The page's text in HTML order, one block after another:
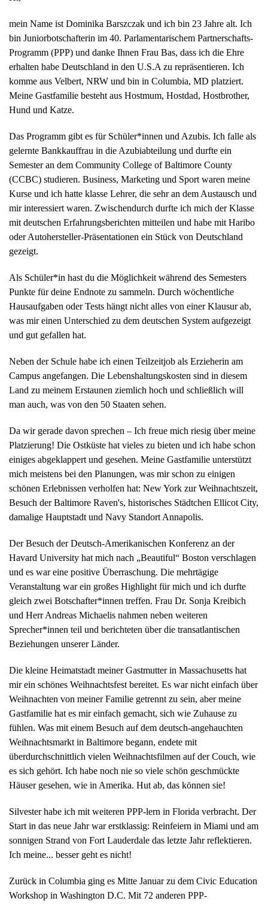
mein Name ist Dominika Barszczak und ich bin 23 Jahre alt. Ich
bin Juniorbotschafterin im 40. Parlamentarischem Partnerschafts-
Programm (PPP) und danke Ihnen Frau Bas, dass ich die Ehre
erhalten habe Deutschland in den U.S.A zu repräsentieren. Ich
komme aus Velbert, NRW und bin in Columbia, MD platziert.
Meine Gastfamilie besteht aus Hostmum, Hostdad, Hostbrother,
Hund und Katze.
Das Programm gibt es für Schüler*innen und Azubis. Ich falle als
gelernte Bankkauffrau in die Azubiabteilung und durfte ein
Semester an dem Community College of Baltimore County
(CCBC) studieren. Business, Marketing und Sport waren meine
Kurse und ich hatte klasse Lehrer, die sehr an dem Austausch und
mir interessiert waren. Zwischendurch durfte ich mich der Klasse
mit deutschen Erfahrungsberichten mitteilen und habe mit Haribo
oder Autohersteller-Präsentationen ein Stück von Deutschland
gezeigt.
Als Schüler*in hast du die Möglichkeit während des Semesters
Punkte für deine Endnote zu sammeln. Durch wöchentliche
Hausaufgaben oder Tests hängt nicht alles von einer Klausur ab,
was mir einen Unterschied zu dem deutschen System aufgezeigt
und gut gefallen hat.
Neben der Schule habe ich einen Teilzeitjob als Erzieherin am
Campus angefangen. Die Lebenshaltungskosten sind in diesem
Land zu meinem Erstaunen ziemlich hoch und schließlich will
man auch, was von den 50 Staaten sehen.
Da wir gerade davon sprechen – Ich freue mich riesig über meine
Platzierung! Die Ostküste hat vieles zu bieten und ich habe schon
einiges abgeklappert und gesehen. Meine Gastfamilie unterstützt
mich meistens bei den Planungen, was mir schon zu einigen
schönen Erlebnissen verholfen hat: New York zur Weihnachtszeit,
Besuch der Baltimore Raven's, historisches Städtchen Ellicot City,
damalige Hauptstadt und Navy Standort Annapolis.
Der Besuch der Deutsch-Amerikanischen Konferenz an der
Havard University hat mich nach „Beautiful“ Boston verschlagen
und es war eine positive Überraschung. Die mehrtägige
Veranstaltung war ein großes Highlight für mich und ich durfte
gleich zwei Botschafter*innen treffen. Frau Dr. Sonja Kreibich
und Herr Andreas Michaelis nahmen neben weiteren
Sprecher*innen teil und berichteten über die transatlantischen
Beziehungen unserer Länder.
Die kleine Heimatstadt meiner Gastmutter in Massachusetts hat
mir ein schönes Weihnachtsfest bereitet. Es war nicht einfach über
Weihnachten von meiner Familie getrennt zu sein, aber meine
Gastfamilie hat es mir einfach gemacht, sich wie Zuhause zu
fühlen. Was mit einem Besuch auf dem deutsch-angehauchten
Weihnachtsmarkt in Baltimore begann, endete mit
überdurchschnittlich vielen Weihnachtsfilmen auf der Couch, wie
es sich gehört. Ich habe noch nie so viele schön geschmückte
Häuser gesehen, wie in Amerika. Hut ab, das können sie!
Silvester habe ich mit weiteren PPP-lern in Florida verbracht. Der
Start in das neue Jahr war erstklassig: Reinfeiern in Miami und am
sonnigen Strand von Fort Lauderdale das letzte Jahr reflektieren.
Ich meine... besser geht es nicht!
Zurück in Columbia ging es Mitte Januar zu dem Civic Education
Workshop in Washington D.C. Mit 72 anderen PPP-